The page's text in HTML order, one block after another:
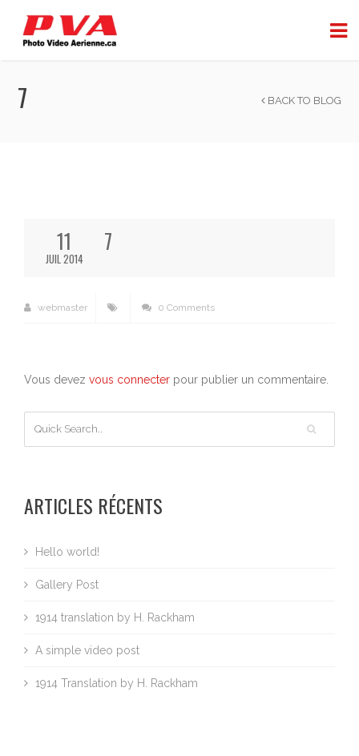
7 BACK TO BLOG
11
JUIL 2014
7
webmaster 0 Comments
Vous devez vous connecter pour publier un commentaire.
ARTICLES RÉCENTS
Hello world!
Gallery Post
1914 translation by H. Rackham
A simple video post
1914 Translation by H. Rackham